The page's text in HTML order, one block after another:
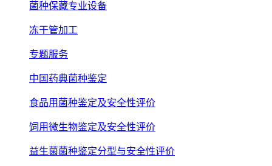
菌种保藏专业设备
冻干管加工
专题服务
中国药典菌种鉴定
食品用菌种鉴定及安全性评价
饲用微生物鉴定及安全性评价
益生菌菌种鉴定分型与安全性评价